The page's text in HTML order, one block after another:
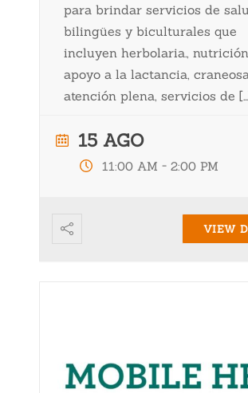
para brindar servicios de
bilingües y biculturales que
incluyen herbolaria.,
apoyo a la lactancia,
atención plena, servicios de
15 AGO
11:00 AM - 2:00 PM
VIEW